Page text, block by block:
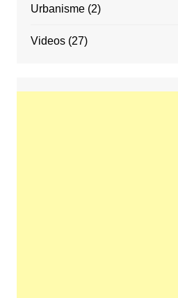
Urbanisme(2)
Videos(27)